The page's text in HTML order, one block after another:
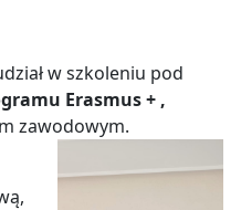
w szkoleniu pod
Erasmus + ,
zawodowym.